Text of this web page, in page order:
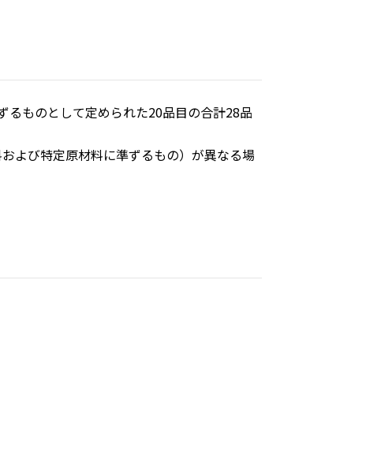
ものとして定められた20品目の合計28品
よび特定原材料に準ずるもの）が異なる場